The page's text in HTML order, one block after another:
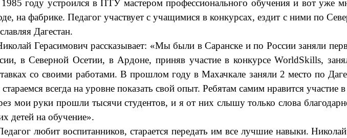
году устроился в ПТУ мастером профессионального обучения и вот уже
на фабрике. Педагог участвует с учащимися в конкурсах, ездит с ними по
Дагестан.
Герасимович рассказывает: «Мы были в Саранске и по России заняли
в Северной Осетии, в Ардоне, приняв участие в конкурсе WorldSkills,
со своими работами. В прошлом году в Махачкале заняли 2 место по
всегда на уровне показать свой опыт. Ребятам самим нравится участие
мои руки прошли тысячи студентов, и я от них слышу только слова
детей на обучение».
любит воспитанников, старается передать им все лучшие навыки.